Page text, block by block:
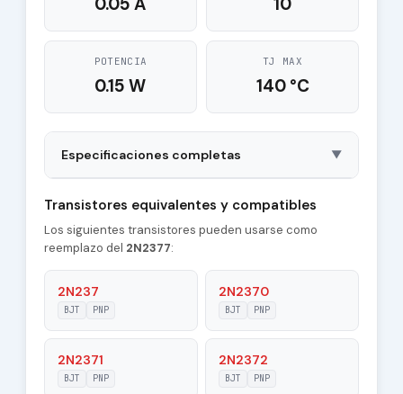
POTENCIA
0.15 W
TJ MAX
140 °C
Especificaciones completas ▼
Polarity PNP
Material of
Transistor
Si
Frequency (ft)
8 MHz
Collector
12 pF
Transistores equivalentes y compatibles
Los siguientes transistores pueden usarse como
reemplazo del 2N2377:
2N237
BJT PNP
2N2370
BJT PNP
2N2371
BJT PNP
2N2372
BJT PNP